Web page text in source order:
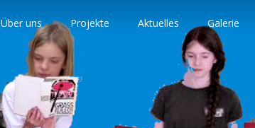
Über uns Projekte Aktuelles Galerie